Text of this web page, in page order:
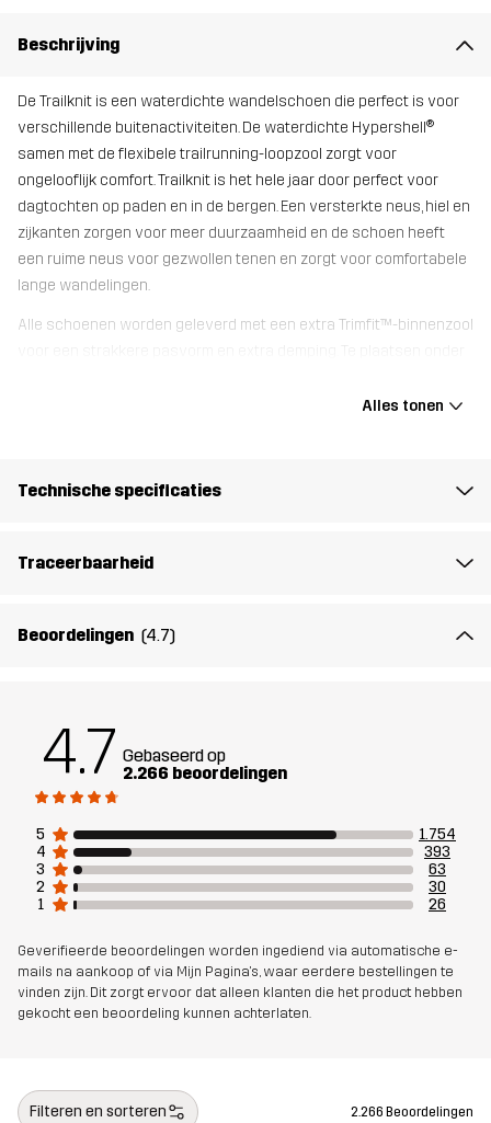
Beschrijving
De Trailknit is een waterdichte wandelschoen die perfect is voor
verschillende buitenactiviteiten. De waterdichte Hypershell®
samen met de flexibele trailrunning-loopzool zorgt voor
ongelooflijk comfort. Trailknit is het hele jaar door perfect voor
dagtochten op paden en in de bergen. Een versterkte neus, hiel en
zijkanten zorgen voor meer duurzaamheid en de schoen heeft
een ruime neus voor gezwollen tenen en zorgt voor comfortabele
lange wandelingen.
Alle schoenen worden geleverd met een extra Trimfit™-binnenzool
456g
Artikelnummer
Alles tonen
Technische specificaties
Traceerbaarheid
Beoordelingen (4.7)
4.7 Gebaseerd op
2.266 beoordelingen
5
1.754
4
393
3
63
2
30
1
26
Geverifieerde beoordelingen worden ingediend via automatische e-
mails na aankoop of via Mijn Pagina's, waar eerdere bestellingen te
vinden zijn. Dit zorgt ervoor dat alleen klanten die het product hebben
gekocht een beoordeling kunnen achterlaten.
Filteren en sorteren 2.266 Beoordelingen